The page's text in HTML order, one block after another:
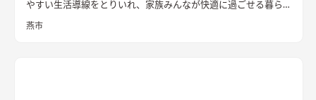
やすい生活導線をとりいれ、家族みんなが快適に過ごせる暮ら
しを実現させました。キッチンを中心に１階をぐるっと１周出
燕市